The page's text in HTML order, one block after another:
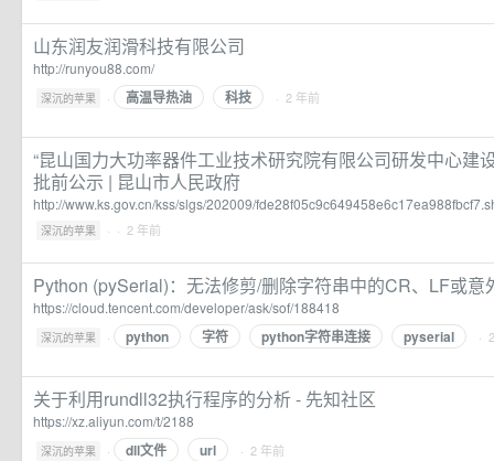
山东润友润滑科技有限公司
http://runyou88.com/
深沉的苹果 · 高温导热油 科技 · 2 年前
“昆山国力大功率器件工业技术研究院有限公司研发中心建
批前公示 | 昆山市人民政府
http://www.ks.gov.cn/kss/slgs/202009/
深沉的苹果 · · 2 年前
Python (pySerial)：无法修剪/删除字符串中的CR、LF或意
https://cloud.tencent.com/developer/ask/sof/188418
深沉的苹果 · python 字符 python字符串连接 pyserial ·
关于利用rundll32执行程序的分析 - 先知社区
https://xz.aliyun.com/t/2188
深沉的苹果 · dll文件 url · 2 年前